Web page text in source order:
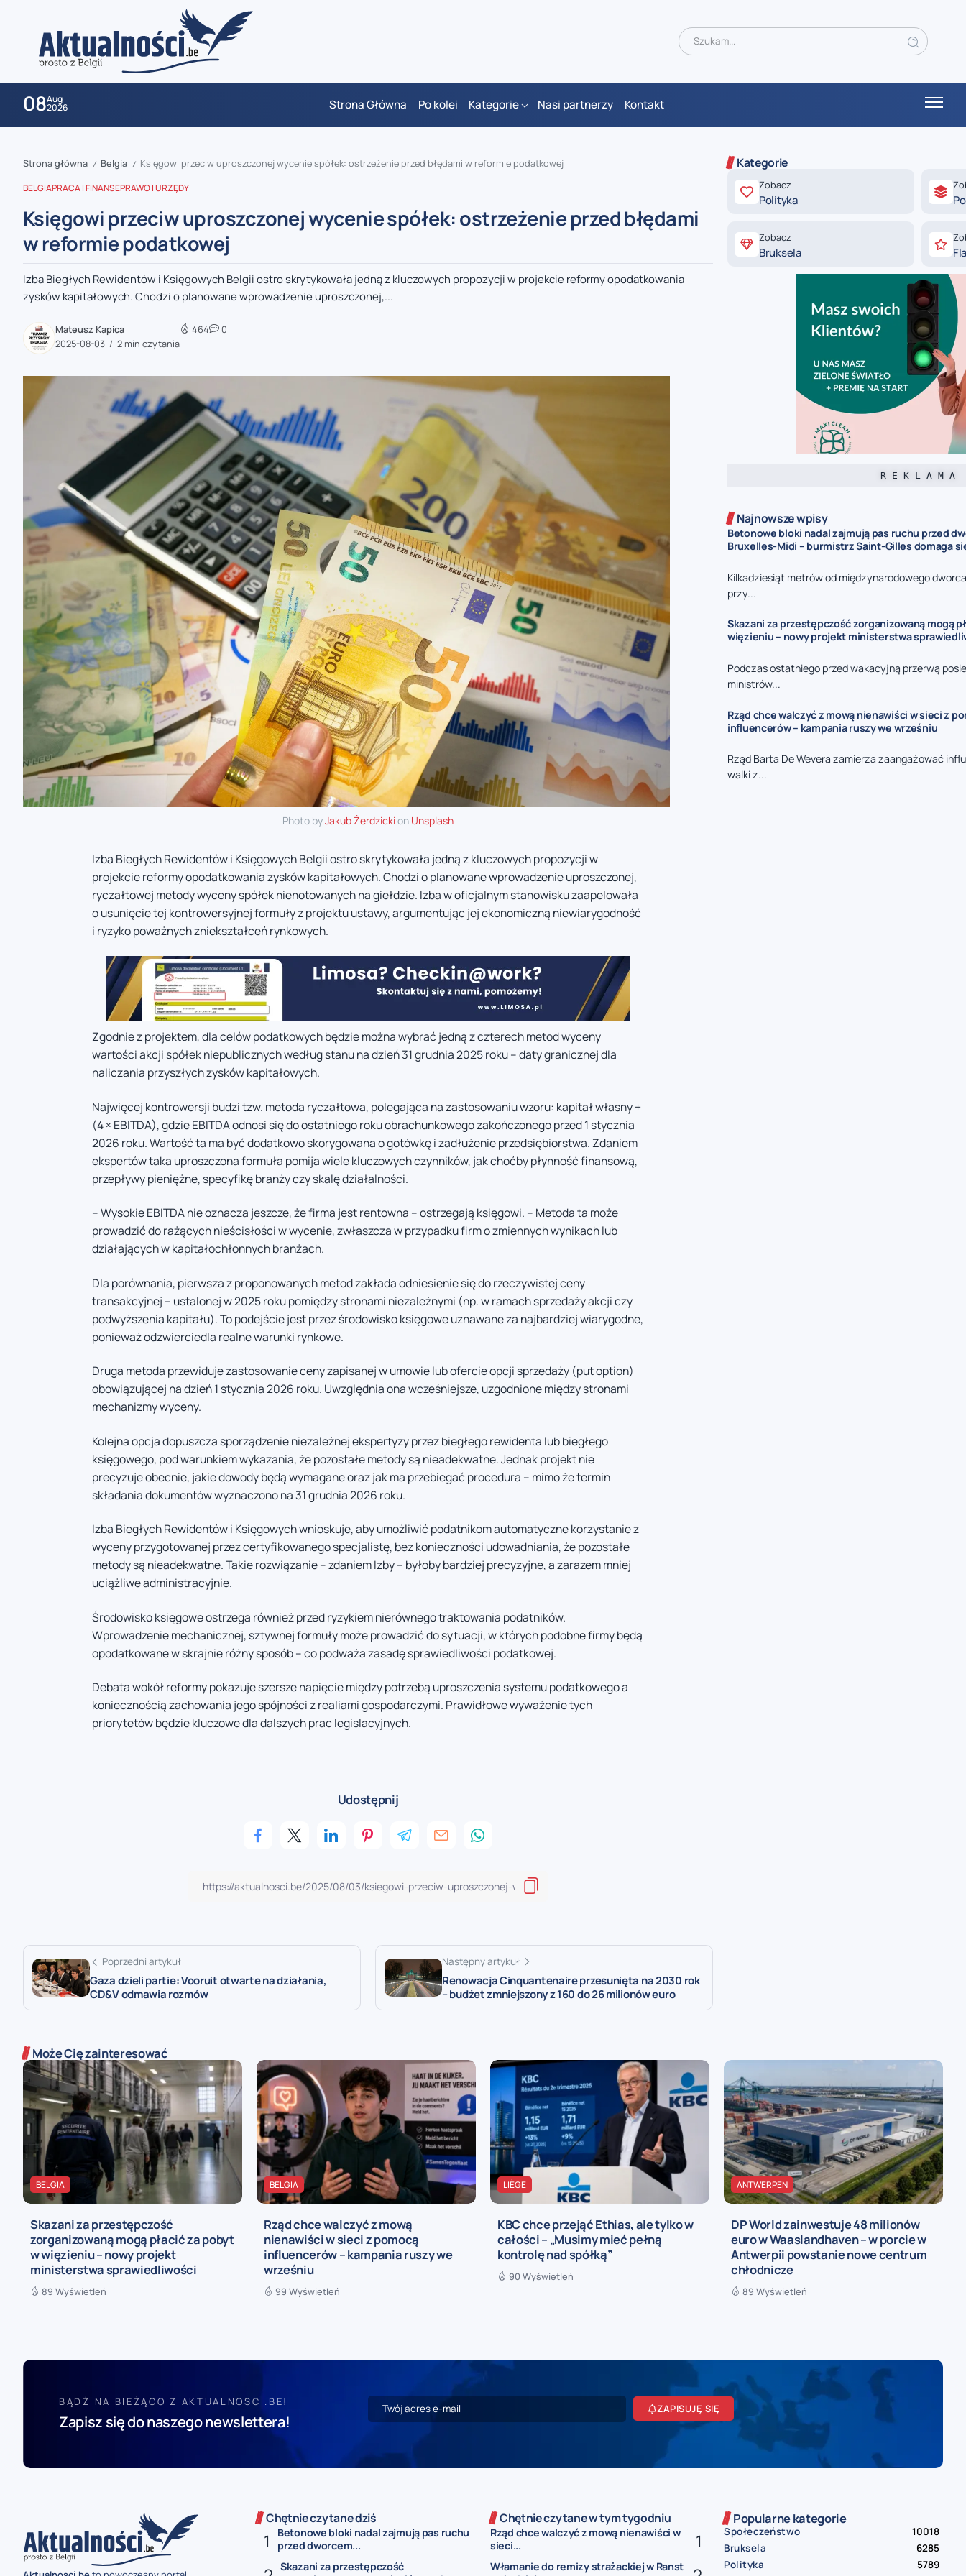
08Aug
2026 Strona Główna Po kolei Kategorie Nasi partnerzy Kontakt
zaobserwuj nas
zaobserwuj nas
zaobserwuj nas
zaobserwuj nas
Strona główna / Belgia / Księgowi przeciw uproszczonej wycenie spółek: ostrzeżenie przed błędami w reformie podatkowej
BELGIAPRACA I FINANSEPRAWO I URZĘDY
Księgowi przeciw uproszczonej wycenie spółek: ostrzeżenie przed błędami
w reformie podatkowej
Izba Biegłych Rewidentów i Księgowych Belgii ostro skrytykowała jedną z kluczowych propozycji w projekcie reformy opodatkowania
zysków kapitałowych. Chodzi o planowane wprowadzenie uproszczonej,...
Mateusz Kapica
2025-08-03
2 min czytania
464 0
Photo byJakub Żerdzickion Unsplash
Izba Biegłych Rewidentów i Księgowych Belgii ostro skrytykowała jedną z kluczowych propozycji w
projekcie reformy opodatkowania zysków kapitałowych. Chodzi o planowane wprowadzenie uproszczonej,
ryczałtowej metody wyceny spółek nienotowanych na giełdzie. Izba w oficjalnym stanowisku zaapelowała
o usunięcie tej kontrowersyjnej formuły z projektu ustawy, argumentując jej ekonomiczną niewiarygodność
i ryzyko poważnych zniekształceń rynkowych.
Zgodnie z projektem, dla celów podatkowych będzie można wybrać jedną z czterech metod wyceny
wartości akcji spółek niepublicznych według stanu na dzień 31 grudnia 2025 roku – daty granicznej dla
naliczania przyszłych zysków kapitałowych.
Najwięcej kontrowersji budzi tzw. metoda ryczałtowa, polegająca na zastosowaniu wzoru: kapitał własny +
(4 × EBITDA), gdzie EBITDA odnosi się do ostatniego roku obrachunkowego zakończonego przed 1 stycznia
2026 roku. Wartość ta ma być dodatkowo skorygowana o gotówkę i zadłużenie przedsiębiorstwa. Zdaniem
ekspertów taka uproszczona formuła pomija wiele kluczowych czynników, jak choćby płynność finansową,
przepływy pieniężne, specyfikę branży czy skalę działalności.
– Wysokie EBITDA nie oznacza jeszcze, że firma jest rentowna – ostrzegają księgowi. – Metoda ta może
prowadzić do rażących nieścisłości w wycenie, zwłaszcza w przypadku firm o zmiennych wynikach lub
działających w kapitałochłonnych branżach.
Dla porównania, pierwsza z proponowanych metod zakłada odniesienie się do rzeczywistej ceny
transakcyjnej – ustalonej w 2025 roku pomiędzy stronami niezależnymi (np. w ramach sprzedaży akcji czy
podwyższenia kapitału). To podejście jest przez środowisko księgowe uznawane za najbardziej wiarygodne,
ponieważ odzwierciedla realne warunki rynkowe.
Druga metoda przewiduje zastosowanie ceny zapisanej w umowie lub ofercie opcji sprzedaży (put option)
obowiązującej na dzień 1 stycznia 2026 roku. Uwzględnia ona wcześniejsze, uzgodnione między stronami
mechanizmy wyceny.
Kolejna opcja dopuszcza sporządzenie niezależnej ekspertyzy przez biegłego rewidenta lub biegłego
księgowego, pod warunkiem wykazania, że pozostałe metody są nieadekwatne. Jednak projekt nie
precyzuje obecnie, jakie dowody będą wymagane oraz jak ma przebiegać procedura – mimo że termin
składania dokumentów wyznaczono na 31 grudnia 2026 roku.
Izba Biegłych Rewidentów i Księgowych wnioskuje, aby umożliwić podatnikom automatyczne korzystanie z
wyceny przygotowanej przez certyfikowanego specjalistę, bez konieczności udowadniania, że pozostałe
metody są nieadekwatne. Takie rozwiązanie – zdaniem Izby – byłoby bardziej precyzyjne, a zarazem mniej
uciążliwe administracyjnie.
Środowisko księgowe ostrzega również przed ryzykiem nierównego traktowania podatników.
Wprowadzenie mechanicznej, sztywnej formuły może prowadzić do sytuacji, w których podobne firmy będą
opodatkowane w skrajnie różny sposób – co podważa zasadę sprawiedliwości podatkowej.
Debata wokół reformy pokazuje szersze napięcie między potrzebą uproszczenia systemu podatkowego a
koniecznością zachowania jego spójności z realiami gospodarczymi. Prawidłowe wyważenie tych
priorytetów będzie kluczowe dla dalszych prac legislacyjnych.
Udostępnij
Poprzedni artykuł
Gaza dzieli partie: Vooruit otwarte na działania,
CD&V odmawia rozmów
Następny artykuł
Renowacja Cinquantenaire przesunięta na 2030 rok
– budżet zmniejszony z 160 do 26 milionów euro
Kategorie
Zobacz
Polityka
Zobacz
Bruksela
R E K L A M A
Najnowsze wpisy
Betonowe bloki nadal zajmują pas ruchu przed
Bruxelles-Midi – burmistrz Saint-Gilles domaga
Kilkadziesiąt metrów od międzynarodowego
przy...
Skazani za przestępczość zorganizowaną mogą
więzieniu – nowy projekt ministerstwa
Podczas ostatniego przed wakacyjną przerwą
ministrów...
Rząd chce walczyć z mową nienawiści w sieci z
influencerów – kampania ruszy we wrześniu
Rząd Barta De Wevera zamierza zaangażować
walki z...
Może Cię zainteresować
BELGIA
Skazani za przestępczość
zorganizowaną mogą płacić za pobyt
w więzieniu – nowy projekt
ministerstwa sprawiedliwości
89 Wyświetleń
BELGIA
Rząd chce walczyć z mową
nienawiści w sieci z pomocą
influencerów – kampania ruszy we
wrześniu
99 Wyświetleń
LIÈGE
KBC chce przejąć Ethias, ale tylko w
całości – „Musimy mieć pełną
kontrolę nad spółką”
90 Wyświetleń
ANTWERPEN
DP World zainwestuje 48 milionów
euro w Waaslandhaven – w porcie w
Antwerpii powstanie nowe centrum
chłodnicze
89 Wyświetleń
BĄDŹ NA BIEŻĄCO Z AKTUALNOSCI.BE!
Zapisz się do naszego newslettera!
ZAPISUJĘ SIĘ
Chętnie czytane dziś
Betonowe bloki nadal zajmują pas ruchu
przed dworcem...
Skazani za przestępczość
Chętnie czytane w tym tygodniu
Rząd chce walczyć z mową nienawiści w
sieci...
Włamanie do remizy strażackiej w Ranst
Popularne kategorie
Społeczeństwo
10018
Bruksela
6285
Polityka
5789